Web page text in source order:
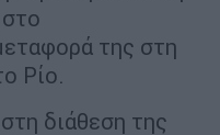
της στη
Ρίο.
διάθεση της